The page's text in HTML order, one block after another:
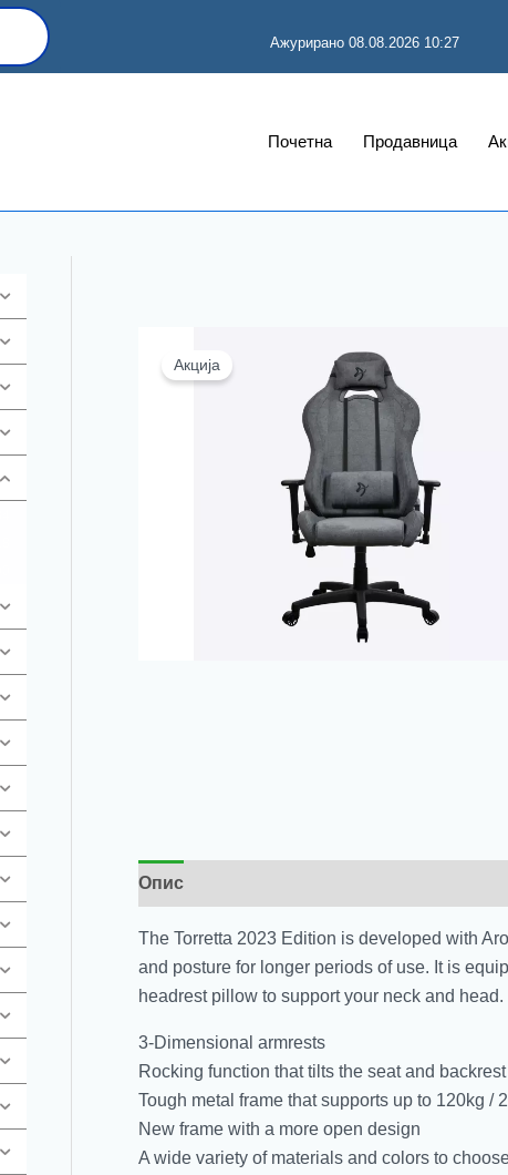
Ажурирано 08.08.2026 10:27
Почетна Продавница
Акција
Опис
The Torretta 2023 Edition is developed with
and posture for longer periods of use. It is
headrest pillow to support your neck and head.
3-Dimensional armrests
Rocking function that tilts the seat and backrest
Tough metal frame that supports up to 120kg /
New frame with a more open design
A wide variety of materials and colors to